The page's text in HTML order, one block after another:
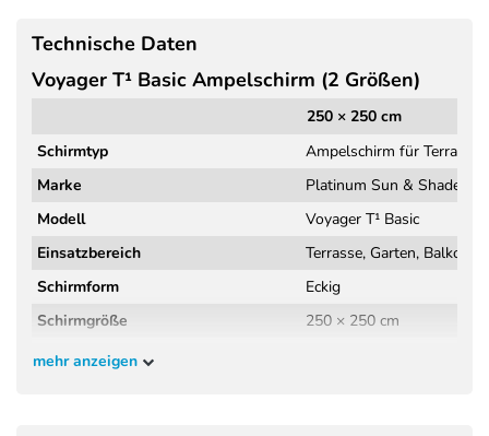
Technische Daten
Voyager T¹ Basic Ampelschirm (2 Größen)
250 × 250 cm
Schirmtyp
Ampelschirm für
Marke
Platinum Sun & Shade
Modell
Voyager T¹ Basic
Einsatzbereich
Terrasse, Garten, Balkon
Schirmform
Eckig
Schirmgröße
250 × 250 cm
Schirmfläche
mehr anzeigen